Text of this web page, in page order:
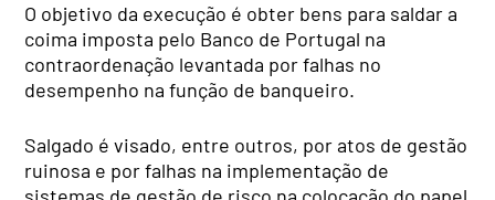
O objetivo da execução é obter bens para saldar a
coima imposta pelo Banco de Portugal na
contraordenação levantada por falhas no
desempenho na função de banqueiro.
Salgado é visado, entre outros, por atos de gestão
ruinosa e por falhas na implementação de